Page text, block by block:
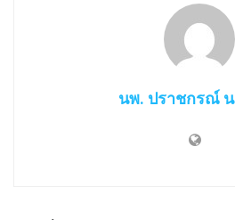
นพ. ปราชกรณ์